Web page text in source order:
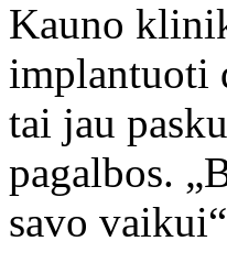
Kauno
implantuoti
tai jau
pagalbos.
savo